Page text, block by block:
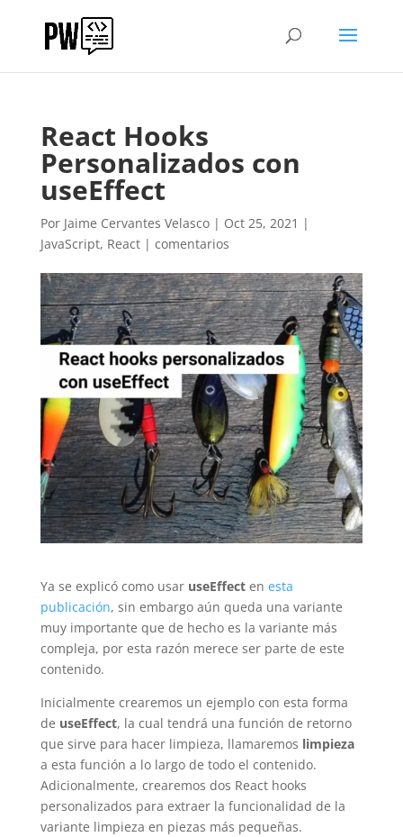
React Hooks
Personalizados con
useEffect
Por Jaime Cervantes Velasco| Oct 25, 2021 |
JavaScript, React| comentarios
Ya se explicó como usar useEffecten esta
publicación, sin embargo aún queda una variante
muy importante que de hecho es la variante más
compleja, por esta razón merece ser parte de este
contenido.
Inicialmente crearemos un ejemplo con esta forma
de useEffect, la cual tendrá una función de retorno
que sirve para hacer limpieza, llamaremos limpieza
a esta función a lo largo de todo el contenido.
Adicionalmente, crearemos dos React hooks
personalizados para extraer la funcionalidad de la
variante limpieza en piezas más pequeñas.